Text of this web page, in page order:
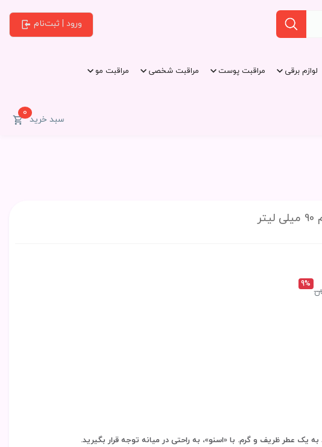
ورود | ثبت‌نام
لوازم برقی مراقبت پوست مراقبت شخصی
مراقبت مو
سبد خرید0
9%
عطر ظریف و گرم. با «اسنو»، به راحتی در میانه توجه قرار بگیرید.